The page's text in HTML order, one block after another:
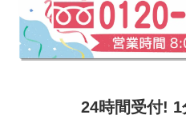
24時間受付! 1